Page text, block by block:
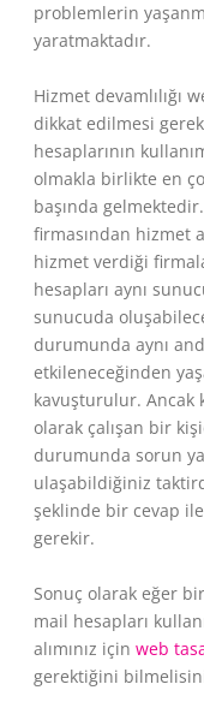
problemlerin
yaratmaktadır.
Hizmet devamlılığı
dikkat edilmesi
hesaplarının
olmakla birlikte en
başında
firmasından hizmet
hizmet verdiği
hesapları aynı
sunucuda
durumunda aynı
etkileneceğinden
kavuşturulur. Ancak
olarak çalışan bir
durumunda sorun
ulaşabildiğiniz
şeklinde bir cevap
gerekir.
Sonuç olarak eğer
mail hesapları
alımınız içinweb
gerektiğini